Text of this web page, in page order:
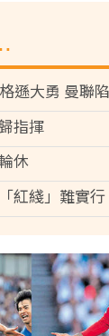
遜大勇 曼聯
指揮
休
紅綫」難實行